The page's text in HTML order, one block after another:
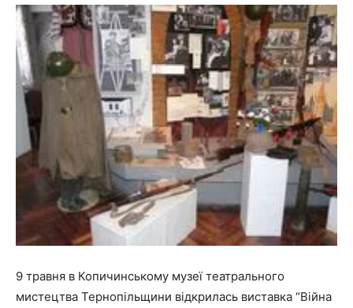
9 травня в Копичинському музеї театрального
мистецтва Тернопільщини відкрилась виставка “Війна